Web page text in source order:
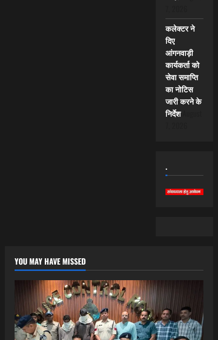
कलेक्टर ने
दिए
आंगनवाड़ी
कार्यकर्ता को
सेवा समाप्ति
का नोटिस
जारी करने के
निर्देश
.
YOU MAY HAVE MISSED